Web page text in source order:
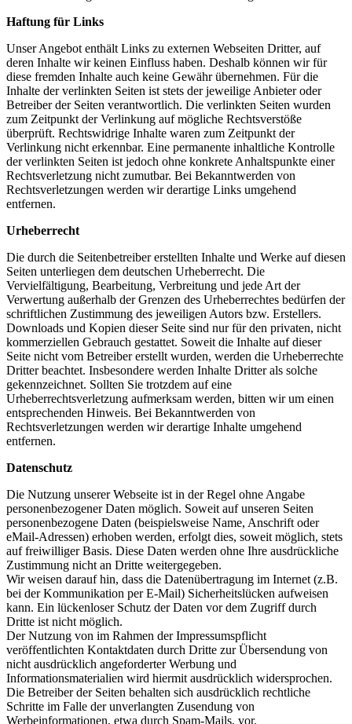
Haftung für Links
Unser Angebot enthält Links zu externen Webseiten Dritter, auf
deren Inhalte wir keinen Einfluss haben. Deshalb können wir für
diese fremden Inhalte auch keine Gewähr übernehmen. Für die
Inhalte der verlinkten Seiten ist stets der jeweilige Anbieter oder
Betreiber der Seiten verantwortlich. Die verlinkten Seiten wurden
zum Zeitpunkt der Verlinkung auf mögliche Rechtsverstöße
überprüft. Rechtswidrige Inhalte waren zum Zeitpunkt der
Verlinkung nicht erkennbar. Eine permanente inhaltliche Kontrolle
der verlinkten Seiten ist jedoch ohne konkrete Anhaltspunkte einer
Rechtsverletzung nicht zumutbar. Bei Bekanntwerden von
Rechtsverletzungen werden wir derartige Links umgehend
entfernen.
Urheberrecht
Die durch die Seitenbetreiber erstellten Inhalte und Werke auf diesen
Seiten unterliegen dem deutschen Urheberrecht. Die
Vervielfältigung, Bearbeitung, Verbreitung und jede Art der
Verwertung außerhalb der Grenzen des Urheberrechtes bedürfen der
schriftlichen Zustimmung des jeweiligen Autors bzw. Erstellers.
Downloads und Kopien dieser Seite sind nur für den privaten, nicht
kommerziellen Gebrauch gestattet. Soweit die Inhalte auf dieser
Seite nicht vom Betreiber erstellt wurden, werden die Urheberrechte
Dritter beachtet. Insbesondere werden Inhalte Dritter als solche
gekennzeichnet. Sollten Sie trotzdem auf eine
Urheberrechtsverletzung aufmerksam werden, bitten wir um einen
entsprechenden Hinweis. Bei Bekanntwerden von
Rechtsverletzungen werden wir derartige Inhalte umgehend
entfernen.
Datenschutz
Die Nutzung unserer Webseite ist in der Regel ohne Angabe
personenbezogener Daten möglich. Soweit auf unseren Seiten
personenbezogene Daten (beispielsweise Name, Anschrift oder
eMail-Adressen) erhoben werden, erfolgt dies, soweit möglich, stets
auf freiwilliger Basis. Diese Daten werden ohne Ihre ausdrückliche
Zustimmung nicht an Dritte weitergegeben.
Wir weisen darauf hin, dass die Datenübertragung im Internet (z.B.
bei der Kommunikation per E-Mail) Sicherheitslücken aufweisen
kann. Ein lückenloser Schutz der Daten vor dem Zugriff durch
Dritte ist nicht möglich.
Der Nutzung von im Rahmen der Impressumspflicht
veröffentlichten Kontaktdaten durch Dritte zur Übersendung von
nicht ausdrücklich angeforderter Werbung und
Informationsmaterialien wird hiermit ausdrücklich widersprochen.
Die Betreiber der Seiten behalten sich ausdrücklich rechtliche
Schritte im Falle der unverlangten Zusendung von
Werbeinformationen, etwa durch Spam-Mails, vor.